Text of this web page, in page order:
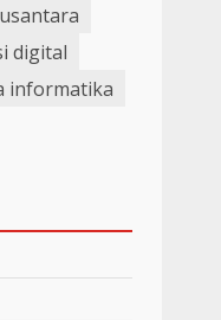
digital
informatika